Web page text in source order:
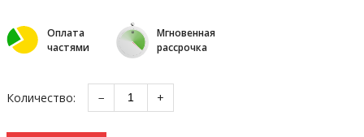
Оплата
частями
Мгновенная
рассрочка
Количество: − +